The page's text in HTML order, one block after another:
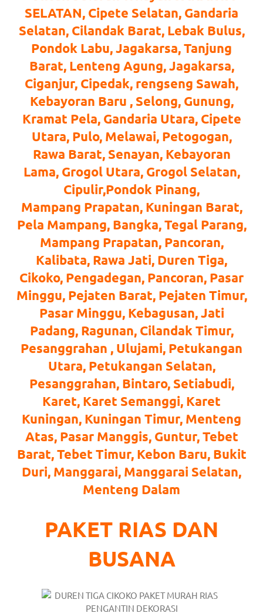
watches.
Hours
Online
replica
rolex.
Discover
More
loanswatches.com.
Discount
replica
watches.
click
fake
watches.
Get
the
facts
https://www.stockswatches.com
https://
SELATAN, Cipete Selatan, Gandaria
Selatan, Cilandak Barat, Lebak Bulus,
Pondok Labu, Jagakarsa, Tanjung
Barat, Lenteng Agung, Jagakarsa,
Ciganjur, Cipedak, rengseng Sawah,
Kebayoran Baru , Selong, Gunung,
Kramat Pela, Gandaria Utara, Cipete
Utara, Pulo, Melawai, Petogogan,
Rawa Barat, Senayan, Kebayoran
Lama, Grogol Utara, Grogol Selatan,
Cipulir,Pondok Pinang,
Mampang Prapatan, Kuningan Barat,
Pela Mampang, Bangka, Tegal Parang,
Mampang Prapatan, Pancoran,
Kalibata, Rawa Jati, Duren Tiga,
Cikoko, Pengadegan, Pancoran, Pasar
Minggu, Pejaten Barat, Pejaten Timur,
Pasar Minggu, Kebagusan, Jati
Padang, Ragunan, Cilandak Timur,
Pesanggrahan , Ulujami, Petukangan
Utara, Petukangan Selatan,
Pesanggrahan, Bintaro, Setiabudi,
Karet, Karet Semanggi, Karet
Kuningan, Kuningan Timur, Menteng
Atas, Pasar Manggis, Guntur, Tebet
Barat, Tebet Timur, Kebon Baru, Bukit
Duri, Manggarai, Manggarai Selatan,
Menteng Dalam
PAKET RIAS DAN
BUSANA